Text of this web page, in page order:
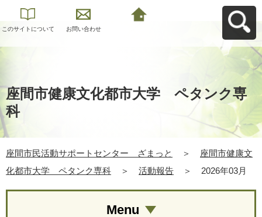
このサイトについて お問い合わせ
座間市健康文化都市大学 ペタンク専
科
座間市民活動サポートセンター ざまっと ＞
座間市健康文
化都市大学 ペタンク専科
＞ 活動報告 ＞ 2026年03月
Menu